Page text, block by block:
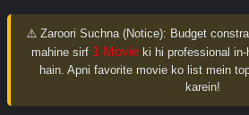
⚠️ Zaroori Suchna (Notice): Budget
mahine sirf 1 Movie ki hi professional
hain. Apni favorite movie ko list mein
karein!